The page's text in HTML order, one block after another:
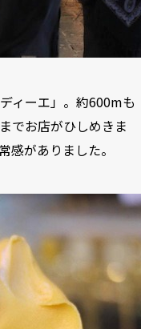
ィーエ」。約600mも
でお店がひしめきま
感がありました。